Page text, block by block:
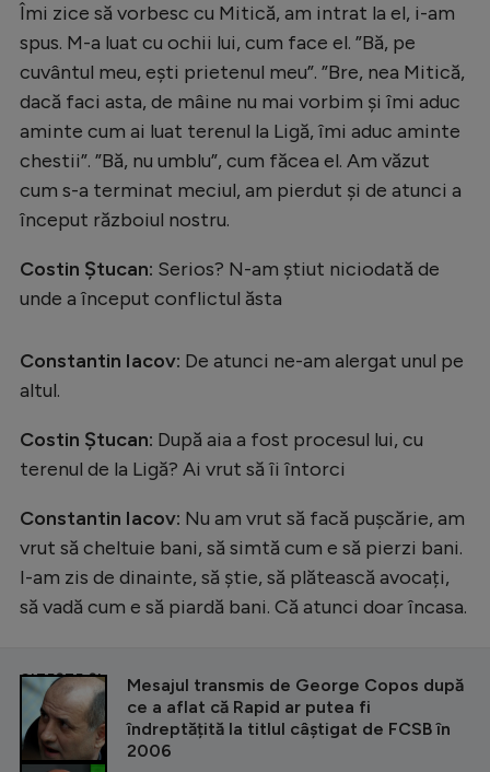
Îmi zice să vorbesc cu Mitică, am intrat la el, i-am
spus. M-a luat cu ochii lui, cum face el. ”Bă, pe
cuvântul meu, ești prietenul meu”. ”Bre, nea Mitică,
dacă faci asta, de mâine nu mai vorbim și îmi aduc
aminte cum ai luat terenul la Ligă, îmi aduc aminte
chestii”. ”Bă, nu umblu”, cum făcea el. Am văzut
cum s-a terminat meciul, am pierdut și de atunci a
început războiul nostru.
Costin Ștucan: Serios? N-am știut niciodată de
unde a început conflictul ăsta
Constantin Iacov: De atunci ne-am alergat unul pe
altul.
Costin Ștucan: După aia a fost procesul lui, cu
terenul de la Ligă? Ai vrut să îi întorci
Constantin Iacov: Nu am vrut să facă pușcărie, am
vrut să cheltuie bani, să simtă cum e să pierzi bani.
I-am zis de dinainte, să știe, să plătească avocați,
să vadă cum e să piardă bani. Că atunci doar încasa.
CITEȘTE ȘI
Mesajul transmis de George Copos după
ce a aflat că Rapid ar putea fi
îndreptățită la titlul câștigat de FCSB în
2006